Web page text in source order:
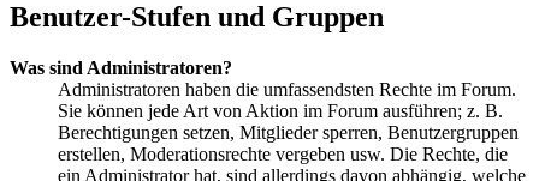
Benutzer-Stufen und Gruppen
Was sind Administratoren?
Administratoren haben die umfassendsten Rechte im Forum.
Sie können jede Art von Aktion im Forum ausführen; z. B.
Berechtigungen setzen, Mitglieder sperren, Benutzergruppen
erstellen, Moderationsrechte vergeben usw. Die Rechte, die
ein Administrator hat, sind allerdings davon abhängig, welche